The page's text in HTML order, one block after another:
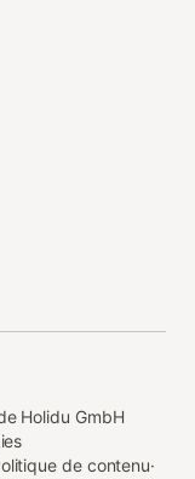
Holidu GmbH
de contenu·